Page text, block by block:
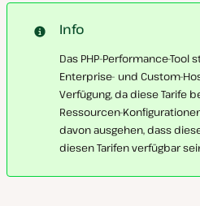
Info
Das PHP-Performance-
Enterprise- und Custom-
Verfügung, da diese Tarife
Ressourcen-
davon ausgehen, dass
diesen Tarifen verfügbar